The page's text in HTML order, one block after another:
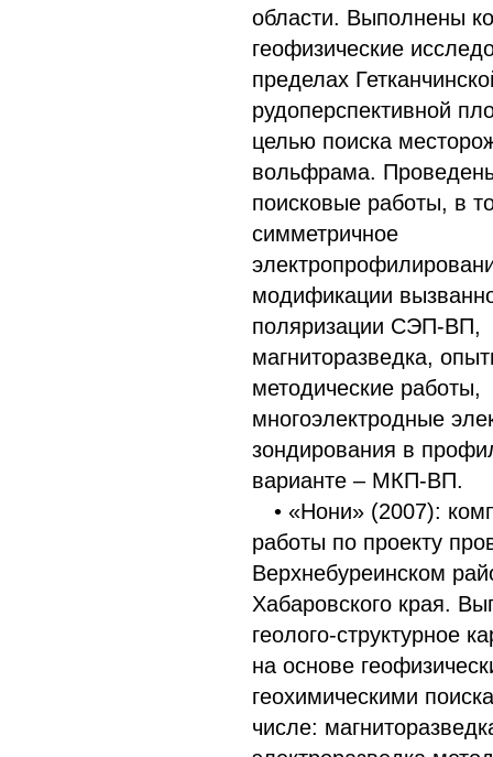
области. Выполнены
геофизические
пределах
рудоперспективной
целью поиска
вольфрама.
поисковые работы, в
симметричное
модификации
поляризации СЭП-ВП,
магниторазведка,
методические работы,
многоэлектродные
зондирования в
варианте – МКП-ВП.
• «Нони» (2007):
работы по проекту
Верхнебуреинском
Хабаровского края.
геолого-структурное
на основе
геохимическими
числе: